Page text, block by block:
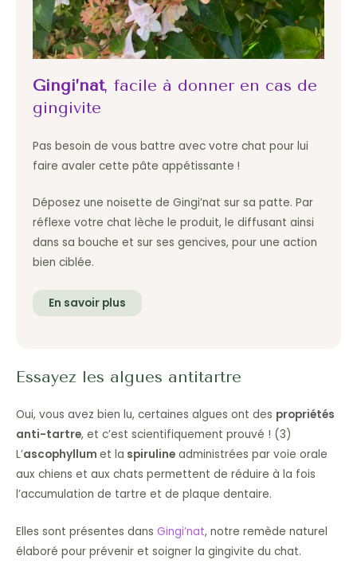
Gingi’nat, facile à donner en cas de
gingivite
Pas besoin de vous battre avec votre chat pour lui
faire avaler cette pâte appétissante !
Déposez une noisette de Gingi’nat sur sa patte. Par
réflexe votre chat lèche le produit, le diffusant ainsi
dans sa bouche et sur ses gencives, pour une action
bien ciblée.
En savoir plus
Essayez les algues antitartre
Oui, vous avez bien lu, certaines algues ont des propriétés
anti-tartre, et c’est scientifiquement prouvé ! (3)
L’ascophyllum et la spiruline administrées par voie orale
aux chiens et aux chats permettent de réduire à la fois
l’accumulation de tartre et de plaque dentaire.
Elles sont présentes dans Gingi’nat, notre remède naturel
élaboré pour prévenir et soigner la gingivite du chat.